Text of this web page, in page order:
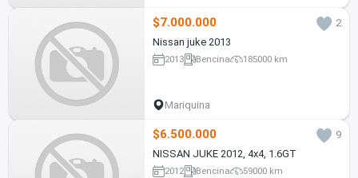
$7.000.000
2
Nissan juke 2013
2013 Bencina 185000 km
Mariquina
$6.500.000
9
NISSAN JUKE 2012, 4x4, 1.6GT
2012 Bencina 59000 km